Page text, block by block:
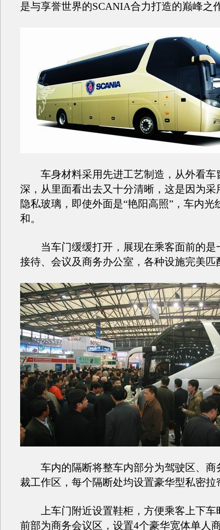
是与享誉世界的SCANIA合力打造的巅峰之
车身材料采用先进工艺制造，从外看车
深，从里面看出去又十分清晰，这是因为采
隐私玻璃，即使外面是“艳阳高照”，车内光
和。
当车门缓缓打开，展现在乘客面前的是
接待、会议及商务办公室，各种设施完美匹
车内的隔断将整车内部分为驾驶区、商
裁工作区，每个隔断处均设置豪华型私密拉
上车门附近设置鞋柜，方便乘客上下车
前部为商务会议区，设置4个豪华宽体单人